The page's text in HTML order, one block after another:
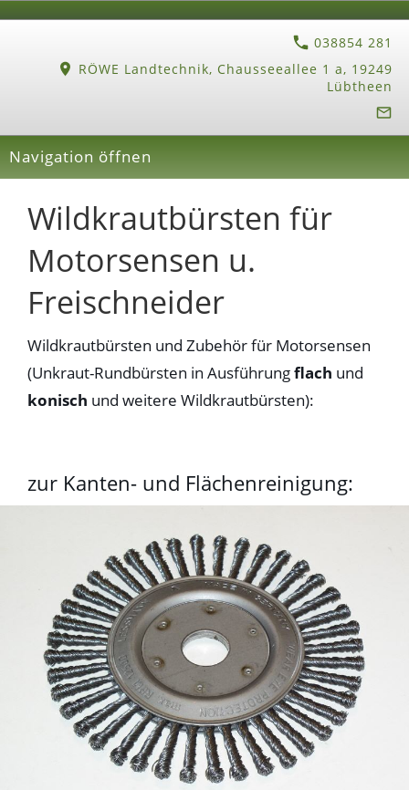
038854 281
RÖWE Landtechnik, Chausseeallee 1 a, 19249
Lübtheen
Navigation öffnen
Wildkrautbürsten für
Motorsensen u.
Freischneider
Wildkrautbürsten und Zubehör für Motorsensen
(Unkraut-Rundbürsten in Ausführungflach und
konisch und weitere Wildkrautbürsten):
zur Kanten- und Flächenreinigung: